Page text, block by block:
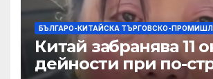
БЪЛГАРО-КИТАЙСКА ТЪРГОВСКО-
Китай забранява 11
дейности при по-